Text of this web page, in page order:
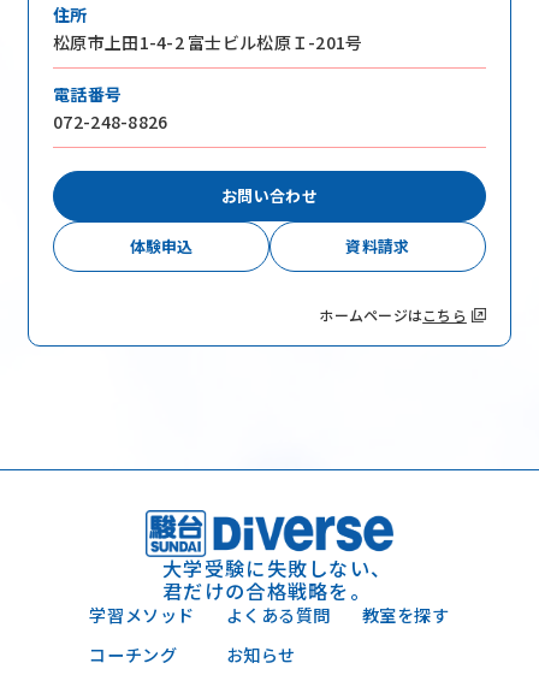
住所
松原市上田1-4-2 富士ビル松原Ｉ-201号
電話番号
072-248-8826
お問い合わせ
体験申込 資料請求
ホームページはこちら
大学受験に失敗しない、
君だけの合格戦略を。
学習メソッド
コーチング
よくある質問
お知らせ
教室を探す